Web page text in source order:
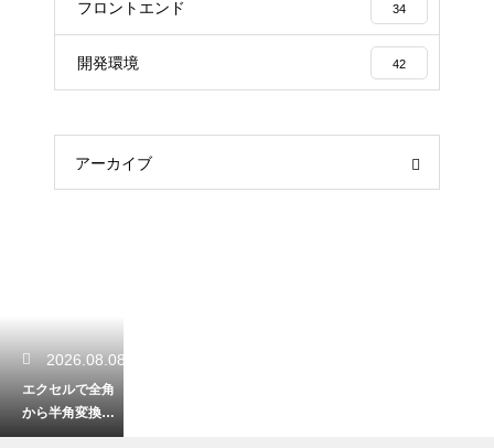
フロントエンド 34
開発環境 42
アーカイブ
2026.08.08
エクセルで全角
から半角変換す
るショートカッ